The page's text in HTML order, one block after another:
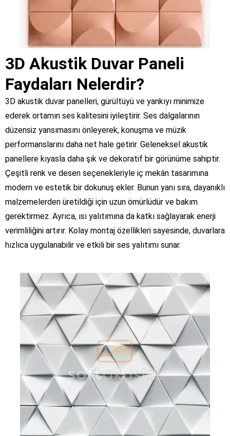
3D Akustik Duvar Paneli
Faydaları Nelerdir?
3D akustik duvar panelleri, gürültüyü ve yankıyı minimize
ederek ortamın ses kalitesini iyileştirir. Ses dalgalarının
düzensiz yansımasını önleyerek, konuşma ve müzik
performanslarını daha net hale getirir. Geleneksel akustik
panellere kıyasla daha şık ve dekoratif bir görünüme sahiptir.
Çeşitli renk ve desen seçenekleriyle iç mekân tasarımına
modern ve estetik bir dokunuş ekler. Bunun yanı sıra, dayanıklı
malzemelerden üretildiği için uzun ömürlüdür ve bakım
gerektirmez. Ayrıca, ısı yalıtımına da katkı sağlayarak enerji
verimliliğini artırır. Kolay montaj özellikleri sayesinde, duvarlara
hızlıca uygulanabilir ve etkili bir ses yalıtımı sunar.